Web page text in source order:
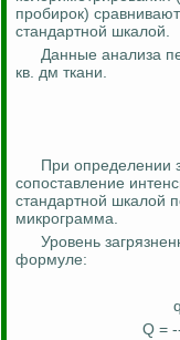
пробирок)
стандартной шкалой.
Данные анализа
кв. дм ткани.
При определении
сопоставление
стандартной шкалой
микрограмма.
Уровень
формуле:
Q =